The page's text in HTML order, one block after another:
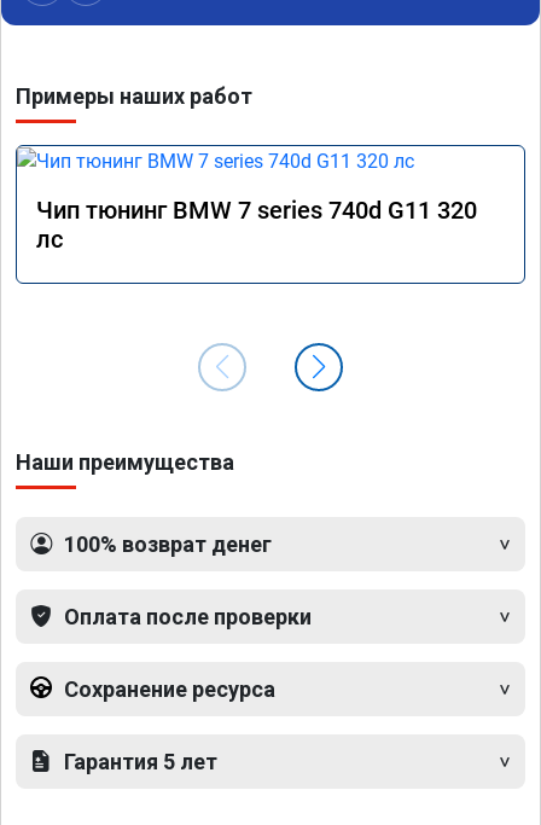
Примеры наших работ
Чип тюнинг BMW 7 series 740d G11 320
лс
Наши преимущества
100% возврат денег
Оплата после проверки
Сохранение ресурса
Гарантия 5 лет